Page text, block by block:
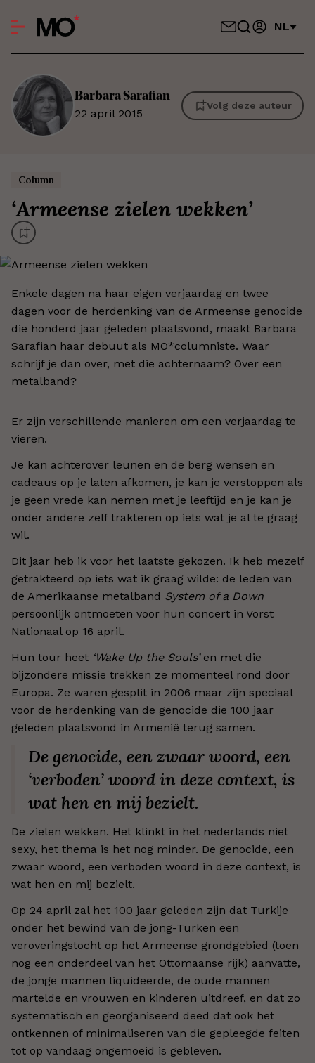
NL
BarbaraSarafian
22 april 2015
Volg deze auteur
Column
‘Armeense zielen wekken’
Enkele dagen na haar eigen verjaardag en twee
dagen voor de herdenking van de Armeense genocide
die honderd jaar geleden plaatsvond, maakt Barbara
Sarafian haar debuut als MO*columniste. Waar
schrijf je dan over, met die achternaam? Over een
metalband?
Er zijn verschillende manieren om een verjaardag te
vieren.
Je kan achterover leunen en de berg wensen en
cadeaus op je laten afkomen, je kan je verstoppen als
je geen vrede kan nemen met je leeftijd en je kan je
onder andere zelf trakteren op iets wat je al te graag
wil.
Dit jaar heb ik voor het laatste gekozen. Ik heb mezelf
getrakteerd op iets wat ik graag wilde: de leden van
de Amerikaanse metalband System of a Down
persoonlijk ontmoeten voor hun concert in Vorst
Nationaal op 16 april.
Hun tour heet ‘Wake Up the Souls’en met die
bijzondere missie trekken ze momenteel rond door
Europa. Ze waren gesplit in 2006 maar zijn speciaal
voor de herdenking van de genocide die 100 jaar
geleden plaatsvond in Armenië terug samen.
De genocide, een zwaar woord, een
‘verboden’ woord in deze context, is
wat hen en mij bezielt.
De zielen wekken. Het klinkt in het nederlands niet
sexy, het thema is het nog minder. De genocide, een
zwaar woord, een verboden woord in deze context, is
wat hen en mij bezielt.
Op 24 april zal het 100 jaar geleden zijn dat Turkije
onder het bewind van de jong-Turken een
veroveringstocht op het Armeense grondgebied (toen
nog een onderdeel van het Ottomaanse rijk) aanvatte,
de jonge mannen liquideerde, de oude mannen
martelde en vrouwen en kinderen uitdreef, en dat zo
systematisch en georganiseerd deed dat ook het
ontkennen of minimaliseren van die gepleegde feiten
tot op vandaag ongemoeid is gebleven.